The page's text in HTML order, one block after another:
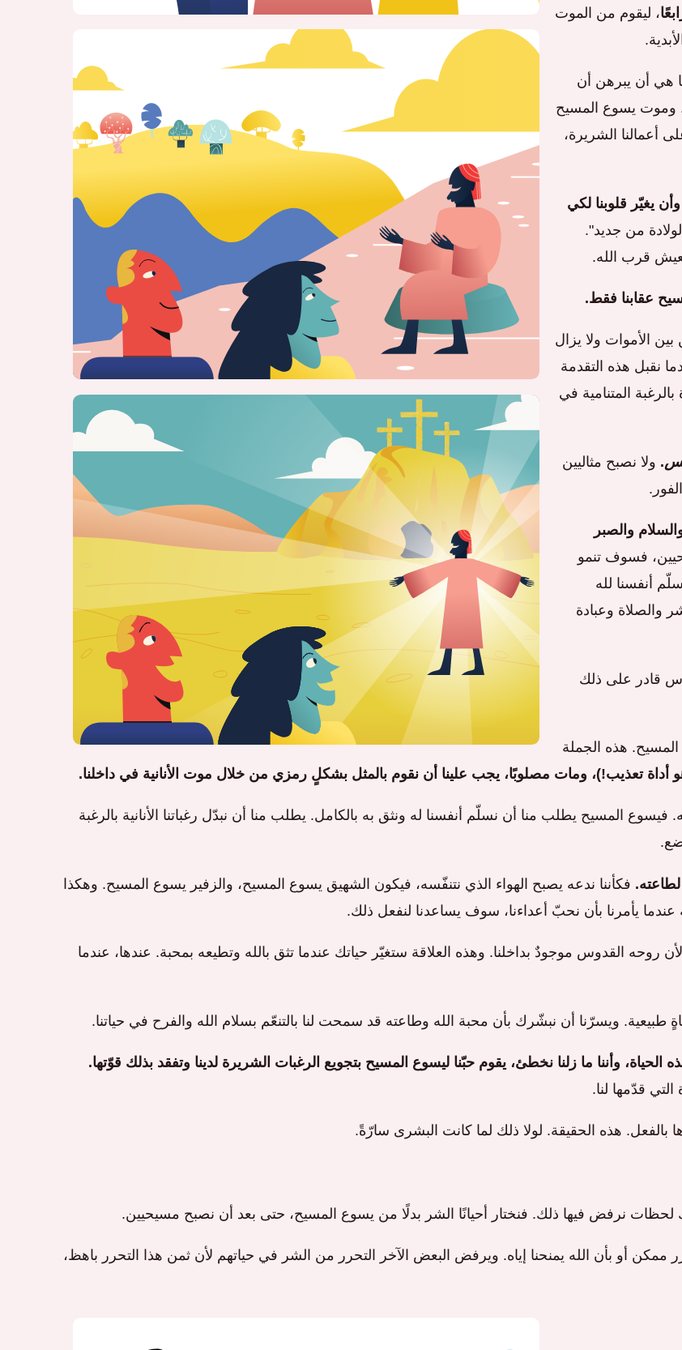
، ليقوم من الموت
هي أن يبرهن أن
وموت يسوع المسيح
أعمالنا الشريرة،
يغيّر قلوبنا لكي
من جديد".
قرب الله.
عقابنا فقط.
الأموات ولا يزال
نقبل هذه التقدمة
المتنامية في
. ولا نصبح مثاليين
والصبر
فسوف تنمو
أنفسنا لله
والصلاة وعبادة
قادر على ذلك
هذه الجملة
تعذيب!)، ومات مصلوبًا، يجب علينا أن نقوم بالمثل بشكلٍ رمزي من خلال موت الأنانية في داخلنا.
فيسوع المسيح يطلب منا أن نسلّم أنفسنا له ونثق به بالكامل. يطلب منا أن نبدّل رغباتنا الأنانية بالرغبة
فكأننا ندعه يصبح الهواء الذي نتنفّسه، فيكون الشهيق يسوع المسيح، والزفير يسوع المسيح. وهكذا
عندما يأمرنا بأن نحبّ أعداءنا، سوف يساعدنا لنفعل ذلك.
روحه القدوس موجودٌ بداخلنا. وهذه العلاقة ستغيّر حياتك عندما تثق بالله وتطيعه بمحبة. عندها، عندما
طبيعية. ويسرّنا أن نبشّرك بأن محبة الله وطاعته قد سمحت لنا بالتنعّم بسلام الله والفرح في حياتنا.
وأننا ما زلنا نخطئ، يقوم حبّنا ليسوع المسيح بتجويع الرغبات الشريرة لدينا وتفقد بذلك قوّتها.
قدّمها لنا.
بالفعل. هذه الحقيقة. لولا ذلك لما كانت البشرى سارّةً.
نرفض فيها ذلك. فنختار أحيانًا الشر بدلًا من يسوع المسيح، حتى بعد أن نصبح مسيحيين.
ممكن أو بأن الله يمنحنا إياه. ويرفض البعض الآخر التحرر من الشر في حياتهم لأن ثمن هذا التحرر باهظ،